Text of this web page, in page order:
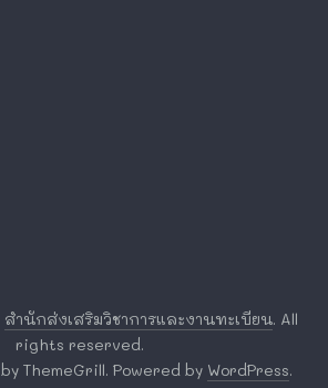
สำนักส่งเสริมวิชาการและงานทะเบียน. All
rights reserved.
by ThemeGrill. Powered by WordPress.